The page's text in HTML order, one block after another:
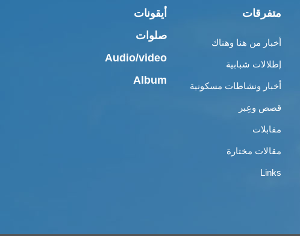
متفرقات
أخبار من هنا وهناك
إطلالات شبابية
أخبار ونشاطات مسكونية
قصص وعِبر
مقابلات
مقالات مختارة
Links
أيقونات
صلوات
Audio/video
Album